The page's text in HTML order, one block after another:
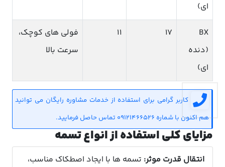
ای)
BX
(دنده
ای)
17
11
فولی های کوچک،
سرعت بالا
کاربر گرامی برای استفاده از خدمات مشاوره رایگان می توانید
هم اکنون با شماره 09121466526 تماس حاصل فرمایید.
مزایای کلی استفاده از انواع تسمه
انتقال قدرت موثر: تسمه ها با ایجاد اصطکاک مناسب،